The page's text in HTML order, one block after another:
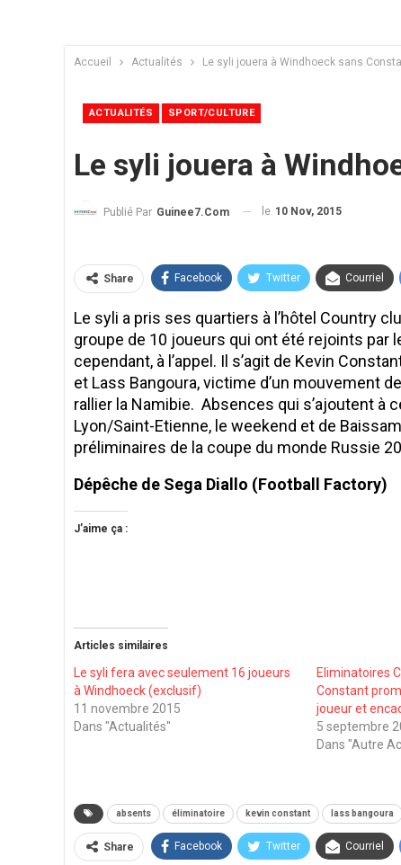
Accueil Actualités Le syli jouera à Windhoeck sans
ACTUALITÉS SPORT/CULTURE
Le syli jouera à
Publié Par Guinee7.com le 10 Nov, 2015
Share Facebook Twitter Courriel
Le syli a pris ses quartiers à l’hôtel Country
groupe de 10 joueurs qui ont été rejoints par
cependant, à l’appel. Il s’agit de Kevin
et Lass Bangoura, victime d’un mouvement
rallier la Namibie. Absences qui s’ajoutent à
Lyon/Saint-Etienne, le weekend et de
préliminaires de la coupe du monde Russie
Dépêche de Sega Diallo (Football Factory)
J’aime ça :
Articles similaires
Le syli fera avec seulement 16 joueurs
à Windhoeck (exclusif)
11 novembre 2015
Dans "Actualités"
Eliminatoires
Constant
joueur et
5 septembre
Dans "Autre
absents éliminatoire kevin constant lass bangoura
Share Facebook Twitter Courriel